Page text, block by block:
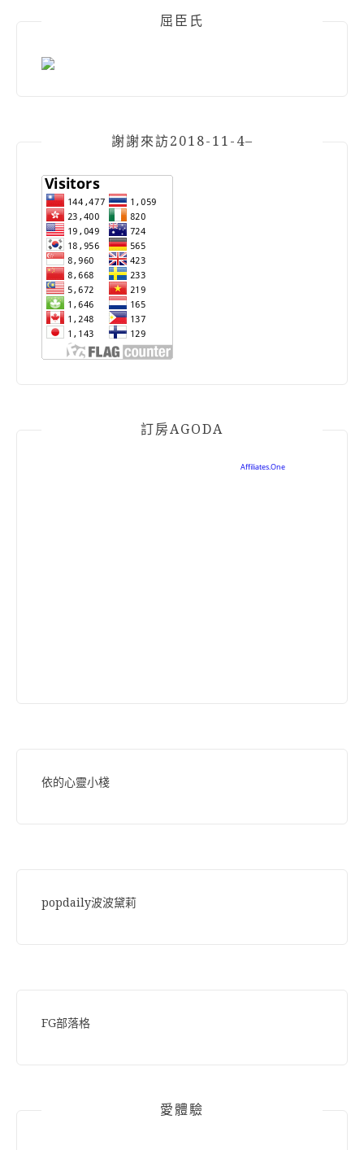
屈臣氏
謝謝來訪2018-11-4–
訂房AGODA
依的心靈小棧
popdaily波波黛莉
FG部落格
愛體驗